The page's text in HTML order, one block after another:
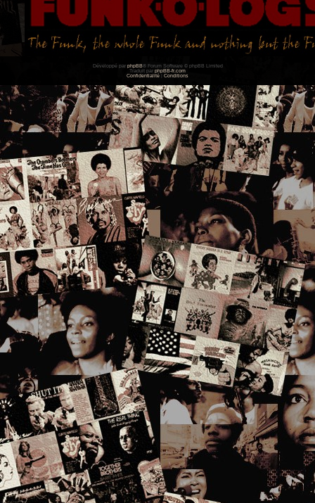
Développé par phpBB® Forum Software © phpBB Limited
Traduit par phpBB-fr.com
Confidentialité
Conditions